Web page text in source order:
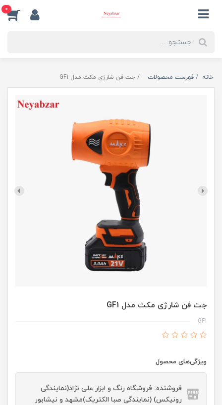
0
خانه فهرست محصولات جت فن شارژی مکث مدل GF1
جت فن شارژی مکث مدل GF1
GF1
ویژگی‌های محصول
فروشنده: فروشگاه رنگ و ابزار علی نژاد(نمایندگی
رونیکس) (نمایندگی صبا الکتریک)مشهد و نیشابور